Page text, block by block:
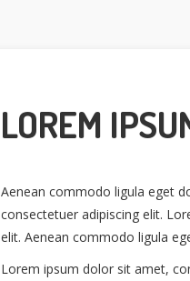
LOREM
Aenean commodo ligula eget
consectetuer adipiscing elit.
elit. Aenean commodo ligula
Lorem ipsum dolor sit amet,